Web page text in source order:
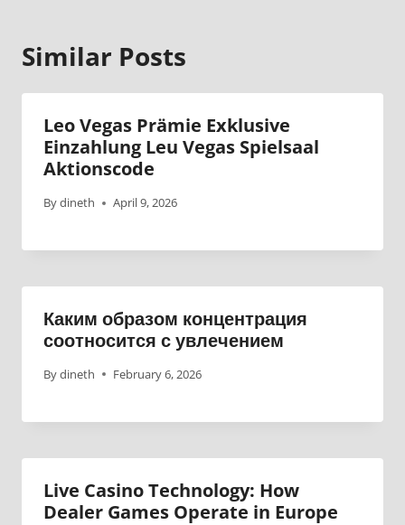
Similar Posts
Leo Vegas Prämie Exklusive
Einzahlung Leu Vegas Spielsaal
Aktionscode
Bydineth April 9, 2026
Каким образом концентрация
соотносится с увлечением
Bydineth February 6, 2026
Live Casino Technology: How
Dealer Games Operate in Europe